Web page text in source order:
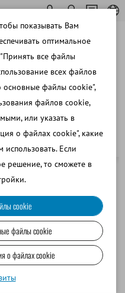
катетер CH 36 для
показывать Вам
оптимальное
все файлы
всех файлов
основные файлы cookie",
файлов cookie,
или указать в
о файлах cookie", какие
Если
решение, то сможете в
cookie
файлы cookie
о файлах cookie